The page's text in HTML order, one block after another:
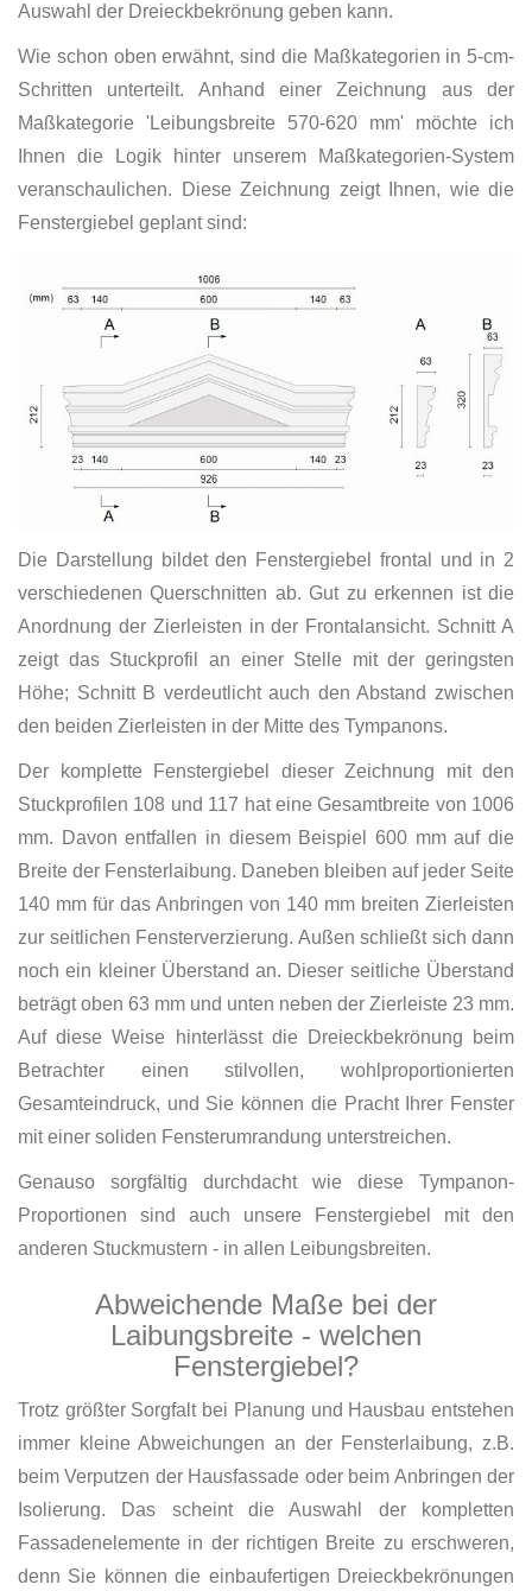
Auswahl der Dreieckbekrönung geben kann.
Wie schon oben erwähnt, sind die Maßkategorien in 5-cm-
Schritten unterteilt. Anhand einer Zeichnung aus der
Maßkategorie 'Leibungsbreite 570-620 mm' möchte ich
Ihnen die Logik hinter unserem Maßkategorien-System
veranschaulichen. Diese Zeichnung zeigt Ihnen, wie die
Fenstergiebel geplant sind:
Die Darstellung bildet den Fenstergiebel frontal und in 2
verschiedenen Querschnitten ab. Gut zu erkennen ist die
Anordnung der Zierleisten in der Frontalansicht. Schnitt A
zeigt das Stuckprofil an einer Stelle mit der geringsten
Höhe; Schnitt B verdeutlicht auch den Abstand zwischen
den beiden Zierleisten in der Mitte des Tympanons.
Der komplette Fenstergiebel dieser Zeichnung mit den
Stuckprofilen 108 und 117 hat eine Gesamtbreite von 1006
mm. Davon entfallen in diesem Beispiel 600 mm auf die
Breite der Fensterlaibung. Daneben bleiben auf jeder Seite
140 mm für das Anbringen von 140 mm breiten Zierleisten
zur seitlichen Fensterverzierung. Außen schließt sich dann
noch ein kleiner Überstand an. Dieser seitliche Überstand
beträgt oben 63 mm und unten neben der Zierleiste 23 mm.
Auf diese Weise hinterlässt die Dreieckbekrönung beim
Betrachter einen stilvollen, wohlproportionierten
Gesamteindruck, und Sie können die Pracht Ihrer Fenster
mit einer soliden Fensterumrandung unterstreichen.
Genauso sorgfältig durchdacht wie diese Tympanon-
Proportionen sind auch unsere Fenstergiebel mit den
anderen Stuckmustern - in allen Leibungsbreiten.
Abweichende Maße bei der
Laibungsbreite - welchen
Fenstergiebel?
Trotz größter Sorgfalt bei Planung und Hausbau entstehen
immer kleine Abweichungen an der Fensterlaibung, z.B.
beim Verputzen der Hausfassade oder beim Anbringen der
Isolierung. Das scheint die Auswahl der kompletten
Fassadenelemente in der richtigen Breite zu erschweren,
denn Sie können die einbaufertigen Dreieckbekrönungen